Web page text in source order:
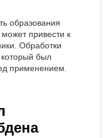
образования
привести к
Обработки
был
применением.